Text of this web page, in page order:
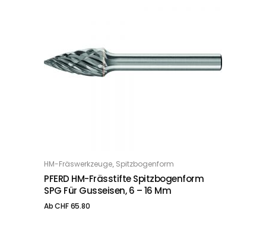
OPTIONS
HM-Fräswerkzeuge, Spitzbogenform
PFERD HM-Frässtifte Spitzbogenform
SPG Für Gusseisen, 6 – 16 Mm
AbCHF65.80